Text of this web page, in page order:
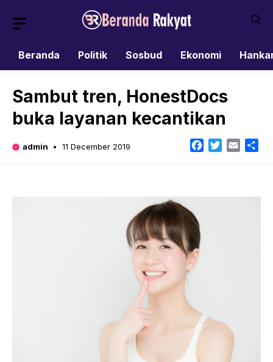
Beranda
Politik Sosbud Ekonomi
Sambut tren, HonestDocs
buka layanan kecantikan
admin 11 December 2019 Facebook
TwitterEmail